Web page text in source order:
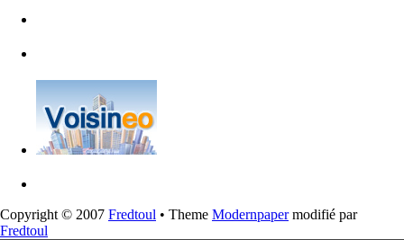
Copyright © 2007 Fredtoul • Theme Modernpapermodifié par
Fredtoul